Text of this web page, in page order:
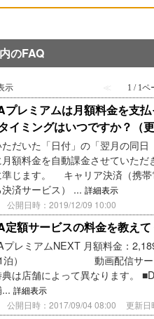
のFAQ
示 ≪ 1 / 1ペ
プレミアムは月額料金を支
イミングはいつですか？（
だいた「日付」の「翌月の同
月額料金を自動課金させていた
じます。 キャリア決済（携帯
済サービス） ... 詳細表示
公開日時：2019/12/09 10:00
額サービスの料金を教えて
プレミアムNEXT 月額料金：
泊） 動画配信サービス
は店舗によって異なります。
詳細表示
公開日時：2017/09/04 08:00 更新日